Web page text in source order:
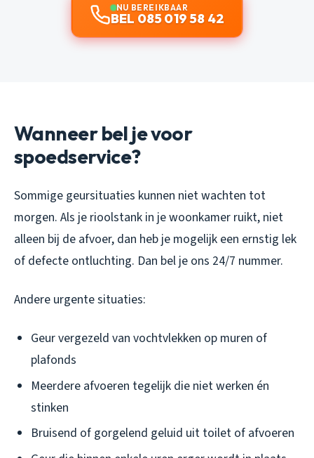
NU BEREIKBAAR
BEL 085 019 58 42
Wanneer bel je voor
spoedservice?
Sommige geursituaties kunnen niet wachten tot
morgen. Als je rioolstank in je woonkamer ruikt, niet
alleen bij de afvoer, dan heb je mogelijk een ernstig lek
of defecte ontluchting. Dan bel je ons 24/7 nummer.
Andere urgente situaties:
Geur vergezeld van vochtvlekken op muren of
plafonds
Meerdere afvoeren tegelijk die niet werken én
stinken
Bruisend of gorgelend geluid uit toilet of afvoeren